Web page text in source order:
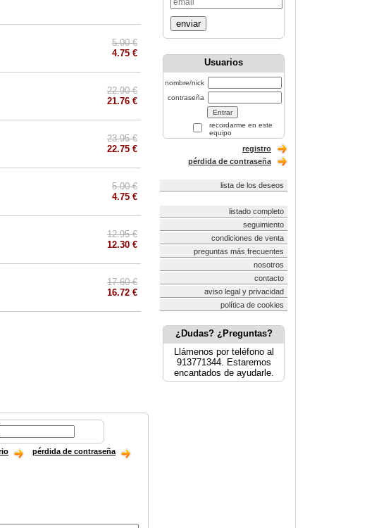
5.00 €
4.75 €
22.90 €
21.76 €
23.95 €
22.75 €
5.00 €
4.75 €
12.95 €
12.30 €
17.60 €
16.72 €
pérdida de contraseña
enviar
Usuarios
nombre/nick
contraseña
recordarme en este
equipo
registro
pérdida de contraseña
lista de los deseos
listado completo
seguimiento
condiciones de venta
preguntas más frecuentes
nosotros
contacto
aviso legal y privacidad
política de cookies
¿Dudas? ¿Preguntas?
Llámenos por teléfono al
913771344. Estaremos
encantados de ayudarle.